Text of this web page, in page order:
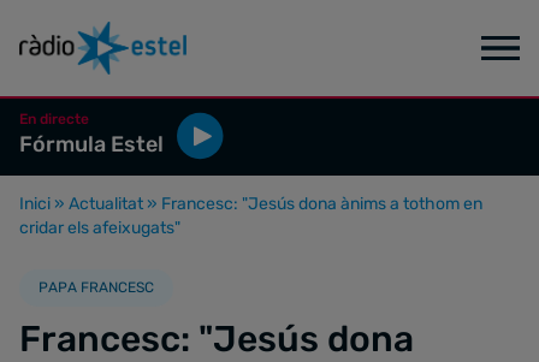
En directe
Fórmula Estel
Inici » Actualitat » Francesc: "Jesús dona ànims a tothom en
cridar els afeixugats"
PAPA FRANCESC
Francesc: "Jesús dona